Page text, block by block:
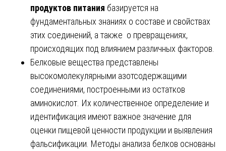
продуктов питания базируется на
фундаментальных знаниях о составе и свойствах
этих соединений, а также о превращениях,
происходящих под влиянием различных факторов.
Белковые вещества представлены
высокомолекулярными азотсодержащими
соединениями, построенными из остатков
аминокислот. Их количественное определение и
идентификация имеют важное значение для
оценки пищевой ценности продукции и выявления
фальсификации. Методы анализа белков основаны